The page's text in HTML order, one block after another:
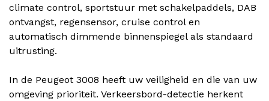
climate control, sportstuur met schakelpaddels, DAB
ontvangst, regensensor, cruise control en
automatisch dimmende binnenspiegel als standaard
uitrusting.
In de Peugeot 3008 heeft uw veiligheid en die van uw
omgeving prioriteit. Verkeersbord-detectie herkent